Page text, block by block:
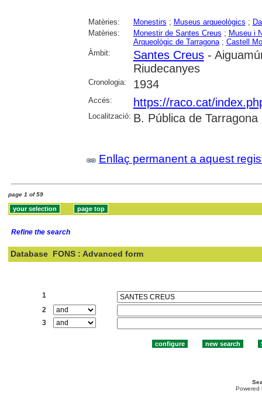
Matèries: Monestirs ; Museus arqueològics ;
Matèries:
Monestir de Santes Creus ; Museu i
Arqueològic de Tarragona; Castell
Àmbit:
Santes Creus-
Riudecanyes
Cronologia: 1934
Accés: https://raco.cat/
Localització: B. Pública de Tarragona
Enllaç permanent a aquest
page 1 of 59
Refine the search
Database FONS : Advanced form
1
2
3